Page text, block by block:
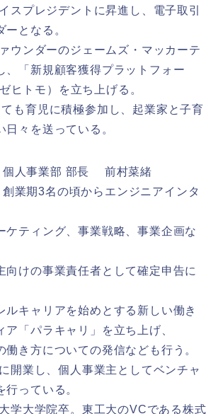
スプレジデントに昇進し、電子取引
ーとなる。
ウンダーのジェームズ・マッカーテ
、「新規顧客獲得プラットフォー
ヒトモ）を立ち上げる。
も育児に積極参加し、起業家と子育
日々を送っている。
人事業部 部長 前村菜緒
業期3名の頃からエンジニアインタ
ケティング、事業戦略、事業企画な
向けの事業責任者として確定申告に
ルキャリアを始めとする新しい働き
ア「パラキャリ」を立ち上げ、
働き方についての発信なども行う。
開業し、個人事業主としてベンチャ
行っている。
学大学院卒。東工大のVCである株式